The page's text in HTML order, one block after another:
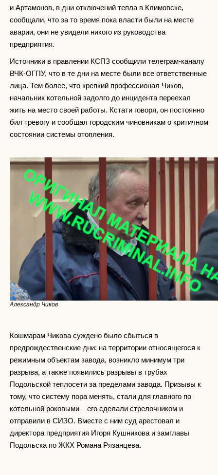
и Артамонов, в дни отключений тепла в Климовске,
сообщали, что за то время пока власти были на месте
аварии, они не увидели никого из руководства
предприятия.
Источники в правлении КСПЗ сообщили телеграм-каналу
ВЧК-ОГПУ, что в те дни на месте были все ответственные
лица. Тем более, что крепкий профессионал Чиков,
начальник котельной задолго до инцидента переехал
жить на место своей работы. Кстати говоря, он постоянно
бил тревогу и сообщал городским чиновникам о критичном
состоянии системы отопления.
Александр Чиков
Кошмарам Чикова суждено было сбыться в
предрождественские дни: на территории относящегося к
режимным объектам завода, возникло минимум три
разрыва, а также появились разрывы в трубах
Подольской теплосети за пределами завода. Призывы к
тому, что систему пора менять, стали для главного по
котельной роковыми – его сделали стрелочником и
отправили в СИЗО. Вместе с ним суд арестовал и
директора предприятия Игоря Кушникова и замглавы
Подольска по ЖКХ Романа Рязанцева.